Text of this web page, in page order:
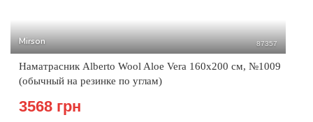
Mirson 87357
Наматрасник Alberto Wool Aloe Vera 160x200 см, №1009
(обычный на резинке по углам)
3568 грн